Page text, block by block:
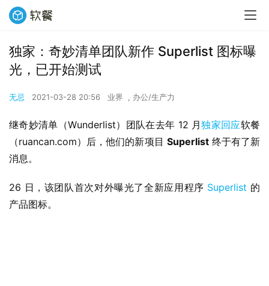
独家：奇妙清单团队新作 Superlist 图标曝
光，已开始测试
无忌 2021-03-28 20:56 业界 , 办公/生产力
继奇妙清单（Wunderlist）团队在去年 12 月独家回应软餐
（ruancan.com）后，他们的新项目 Superlist 终于有了新
消息。
26 日，该团队首次对外曝光了全新应用程序 Superlist 的
产品图标。